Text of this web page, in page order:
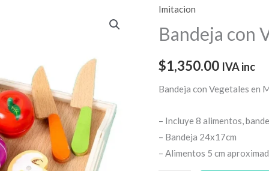
Imitacion
Bandeja con
$1,350.00 IVA inc
Bandeja con Vegetales en
– Incluye 8 alimentos,
– Bandeja 24x17cm
– Alimentos 5 cm
Bandeja
con
Vegetales
en
cantidad